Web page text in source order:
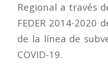
Regional a través
FEDER 2014-2020
de la línea de
COVID-19.